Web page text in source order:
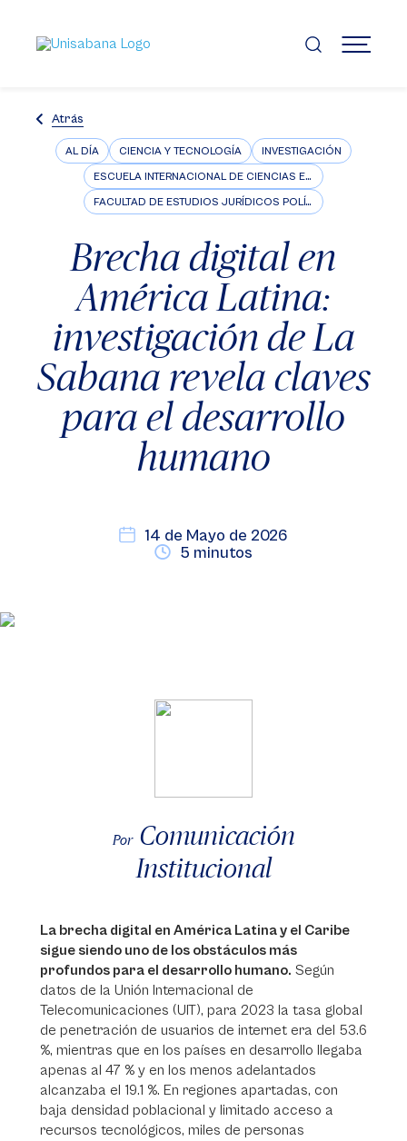
contenido
principal
MENÚ
Atrás
AL DÍA CIENCIA Y TECNOLOGÍA INVESTIGACIÓN
ESCUELA INTERNACIONAL DE CIENCIAS ECONÓMICAS Y ADMINISTRATIVAS
FACULTAD DE ESTUDIOS JURÍDICOS POLÍTICOS E INTERNACIONALES
Brecha digital en
América Latina:
investigación de La
Sabana revela claves
para el desarrollo
humano
14 de Mayo de 2026
5 minutos
Por Comunicación
Institucional
La brecha digital en América Latina y el Caribe
sigue siendo uno de los obstáculos más
profundos para el desarrollo humano. Según
datos de la Unión Internacional de
Telecomunicaciones (UIT), para 2023 la tasa global
de penetración de usuarios de internet era del 53.6
%, mientras que en los países en desarrollo llegaba
apenas al 47 % y en los menos adelantados
alcanzaba el 19.1 %. En regiones apartadas, con
baja densidad poblacional y limitado acceso a
recursos tecnológicos, miles de personas